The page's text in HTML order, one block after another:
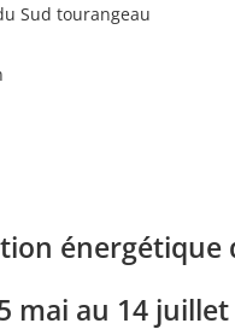
Sud tourangeau
énergétique
mai au 14 juillet